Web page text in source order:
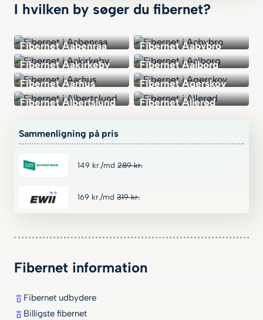
I hvilken by søger du fibernet?
Fibernet Aabenraa
Fibernet Aabybro
Fibernet Aakirkeby
Fibernet Aalborg
Fibernet Aarhus
Fibernet Agerskov
Fibernet Albertslund
Fibernet Allerød
Sammenligning på pris
149 kr./md 289kr.
169 kr./md 319kr.
Fibernet information
Fibernet udbydere
Billigste fibernet